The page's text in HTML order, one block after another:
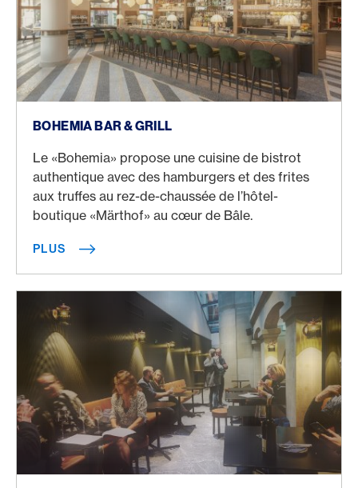
BOHEMIA BAR & GRILL
Le «Bohemia» propose une cuisine de bistrot
authentique avec des hamburgers et des frites
aux truffes au rez-de-chaussée de l’hôtel-
boutique «Märthof» au cœur de Bâle.
PLUS